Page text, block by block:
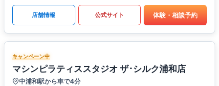
店舗情報 公式サイト 体験・相談予約
キャンペーン中
マシンピラティススタジオ ザ･シルク浦和店
中浦和駅から車で4分